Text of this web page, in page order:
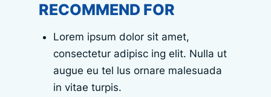
RECOMMEND FOR
Lorem ipsum dolor sit amet,
consectetur adipisc ing elit. Nulla ut
augue eu tel lus ornare malesuada
in vitae turpis.